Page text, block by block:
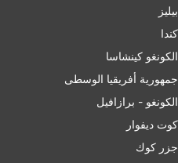
بيليز
ﻛﻨﺪا
الكونغو كينشاسا
جمهورية أفريقيا الوسطى
الكونغو - برازافيل
كوت ديفوار
جزر كوك